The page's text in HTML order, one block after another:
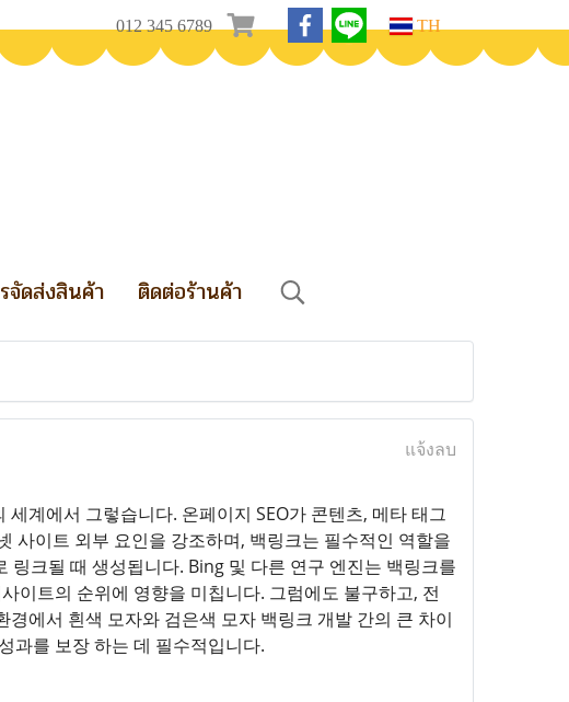
012 345 6789 TH
จัดส่งสินค้า ติดต่อร้านค้า
แจ้งลบ
계에서 그렇습니다. 온페이지 SEO가 콘텐츠, 메타 태그
사이트 외부 요인을 강조하며, 백링크는 필수적인 역할을
크될 때 생성됩니다. Bing 및 다른 연구 엔진는 백링크를
트의 순위에 영향을 미칩니다. 그럼에도 불구하고, 전
에서 흰색 모자와 검은색 모자 백링크 개발 간의 큰 차이
과를 보장 하는 데 필수적입니다.